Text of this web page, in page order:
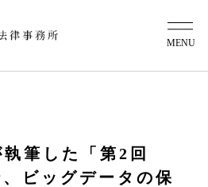
執筆した「第2回
ビッグデータの保